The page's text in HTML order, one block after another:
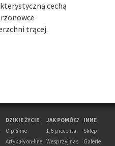
cechą
trącej.
DZIKIE ŻYCIE
O piśmie
Artykuły on-line
JAK POMÓC?
1,5 procenta
Wesprzyj nas
INNE
Sklep
Galerie